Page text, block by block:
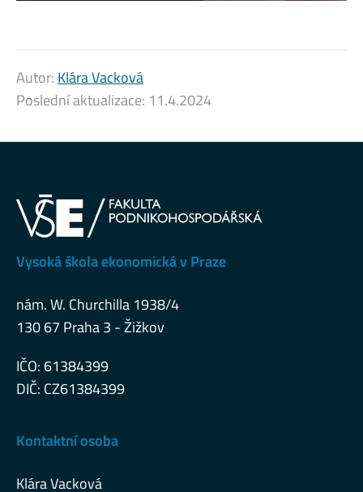
Autor:Klára Vacková
Poslední aktualizace: 11.4.2024
Vysoká škola ekonomická v Praze
nám. W. Churchilla 1938/4
130 67 Praha 3 - Žižkov
IČO: 61384399
DIČ: CZ61384399
Kontaktní osoba
Klára Vacková